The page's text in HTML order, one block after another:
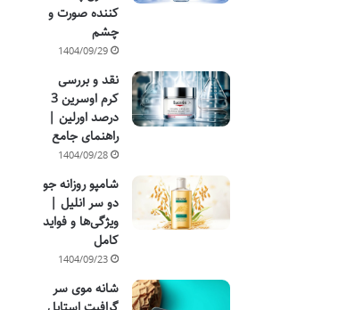
کننده صورت و
چشم
1404/09/29
نقد و بررسی
کرم اوسرین 3
درصد اورلین |
راهنمای جامع
1404/09/28
شامپو روزانه جو
دو سر انلیل |
ویژگی‌ها و فواید
کامل
1404/09/23
شانه موی سر